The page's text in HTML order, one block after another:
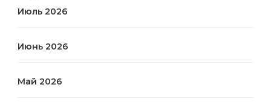
Июль 2026
Июнь 2026
Май 2026